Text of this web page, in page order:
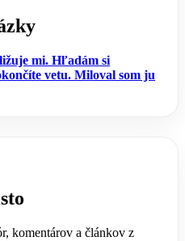
mi. Hľadám si
vetu. Miloval som ju
komentárov a článkov z